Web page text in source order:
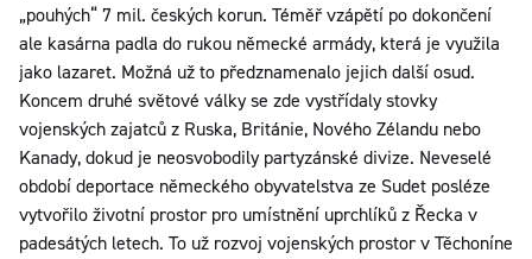
„pouhých“ 7 mil. českých korun. Téměř vzápětí po dokončení
ale kasárna padla do rukou německé armády, která je využila
jako lazaret. Možná už to předznamenalo jejich další osud.
Koncem druhé světové války se zde vystřídaly stovky
vojenských zajatců z Ruska, Británie, Nového Zélandu nebo
Kanady, dokud je neosvobodily partyzánské divize. Neveselé
období deportace německého obyvatelstva ze Sudet posléze
vytvořilo životní prostor pro umístnění uprchlíků z Řecka v
padesátých letech. To už rozvoj vojenských prostor v Těchoníne